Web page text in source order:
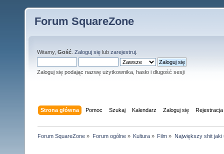
Forum SquareZone
Witamy, Gość Zaloguj się lub zarejestruj
Zaloguj się podając nazwę użytkownika, hasło i długość sesji
Strona główna Pomoc Szukaj Kalendarz Zaloguj się Rejestracja
Forum SquareZone » Forum ogólne» Kultura» Film » Największy shit jaki